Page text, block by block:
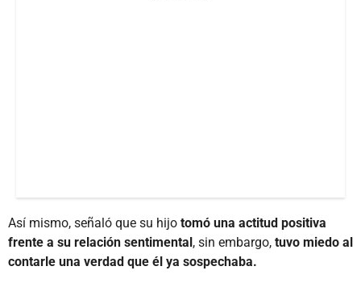
Así mismo, señaló que su hijo tomó una actitud positiva
frente a su relación sentimental, sin embargo, tuvo miedo al
contarle una verdad que él ya sospechaba.